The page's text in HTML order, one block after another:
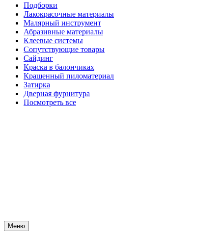
Подборки
Лакокрасочные материалы
Малярный инструмент
Абразивные материалы
Клеевые системы
Сопутствующие товары
Сайдинг
Краска в балончиках
Крашенный пиломатериал
Затирка
Дверная фурнитура
Посмотреть все
Меню